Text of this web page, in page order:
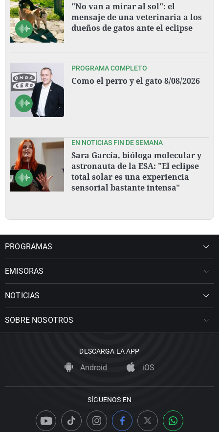
"No van a mirar al sol": el
mensaje de una veterinaria a los
dueños de gatos ante el eclipse
PROGRAMA COMPLETO
Como el perro y el gato 8/08/2026
EN NOTICIAS FIN DE SEMANA
Sara García, bióloga molecular y
astronauta de la ESA: "El eclipse
total solar es una experiencia
sensorial bastante intensa"
PROGRAMAS
EMISORAS
NOTICIAS
SOBRE NOSOTROS
DESCARGA LA APP
Android iOS
SÍGUENOS EN